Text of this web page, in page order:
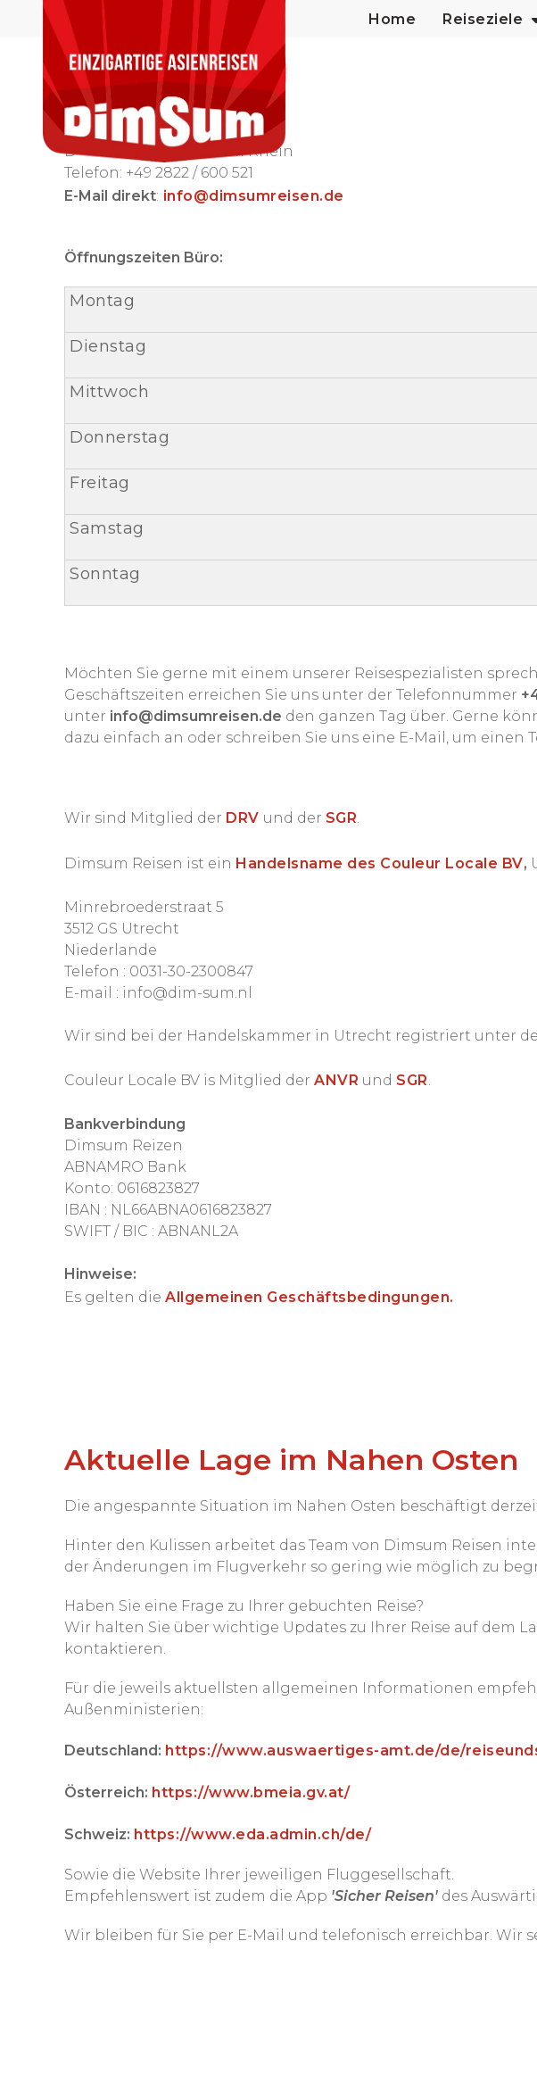
Home Reiseziele
Impressum
Dimsum Reisen
Groendahlscher Weg 87
D - 46446 Emmerich am Rhein
Telefon: +49 2822 / 600 521
E-Mail direkt: info@dimsumreisen.de
Öffnungszeiten Büro:
Montag
Dienstag
Mittwoch
Donnerstag
Freitag
Samstag
Sonntag
Möchten Sie gerne mit einem unserer Reisespezialisten
Geschäftszeiten erreichen Sie uns unter der Telefonnummer
unter info@dimsumreisen.de den ganzen Tag über. Gerne
dazu einfach an oder schreiben Sie uns eine E-Mail, um einen
Wir sind Mitglied der DRV und der SGR.
Dimsum Reisen ist ein Handelsname des Couleur Locale BV,
Minrebroederstraat 5
3512 GS Utrecht
Niederlande
Telefon : 0031-30-2300847
E-mail : info@dim-sum.nl
Wir sind bei der Handelskammer in Utrecht registriert unter
Couleur Locale BV is Mitglied der ANVR und SGR.
Bankverbindung
Dimsum Reizen
ABNAMRO Bank
Konto: 0616823827
IBAN : NL66ABNA0616823827
SWIFT / BIC : ABNANL2A
Hinweise:
Es gelten die Allgemeinen Geschäftsbedingungen.
Aktuelle Lage im Nahen Osten
Die angespannte Situation im Nahen Osten beschäftigt
Hinter den Kulissen arbeitet das Team von Dimsum Reisen
der Änderungen im Flugverkehr so gering wie möglich zu
Haben Sie eine Frage zu Ihrer gebuchten Reise?
Wir halten Sie über wichtige Updates zu Ihrer Reise auf dem
kontaktieren.
Für die jeweils aktuellsten allgemeinen Informationen
Außenministerien:
Deutschland: https://www.auswaertiges-amt.de/de/
Österreich: https://www.bmeia.gv.at/
Schweiz: https://www.eda.admin.ch/de/
Sowie die Website Ihrer jeweiligen Fluggesellschaft.
Empfehlenswert ist zudem die App 'Sicher Reisen' des
Wir bleiben für Sie per E-Mail und telefonisch erreichbar. Wir